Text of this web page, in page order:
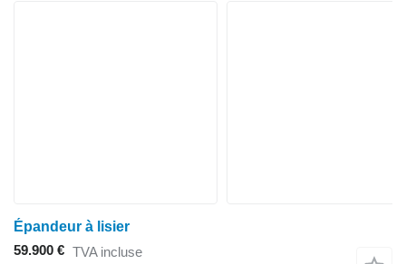
Épandeur à lisier
59.900 € TVA incluse